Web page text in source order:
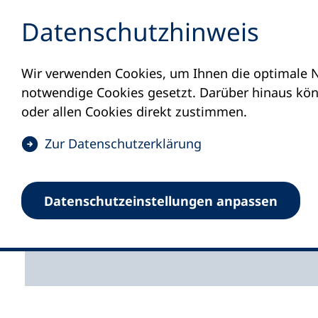
Datenschutz­hinweis
Wir verwenden Cookies, um Ihnen die optimale
notwendige Cookies gesetzt. Darüber hinaus
oder allen Cookies direkt zustimmen.
Zur Datenschutz­erklärung
Datenschutz­einstellungen anpassen
Startseite Unsere Themen Digitale
Digitale
Digitalstrategie und
Der Deutsche
Volkshochschule als